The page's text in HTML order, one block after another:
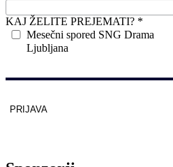
KAJ ŽELITE PREJEMATI? *
Mesečni spored SNG Drama
Ljubljana
PRIJAVA